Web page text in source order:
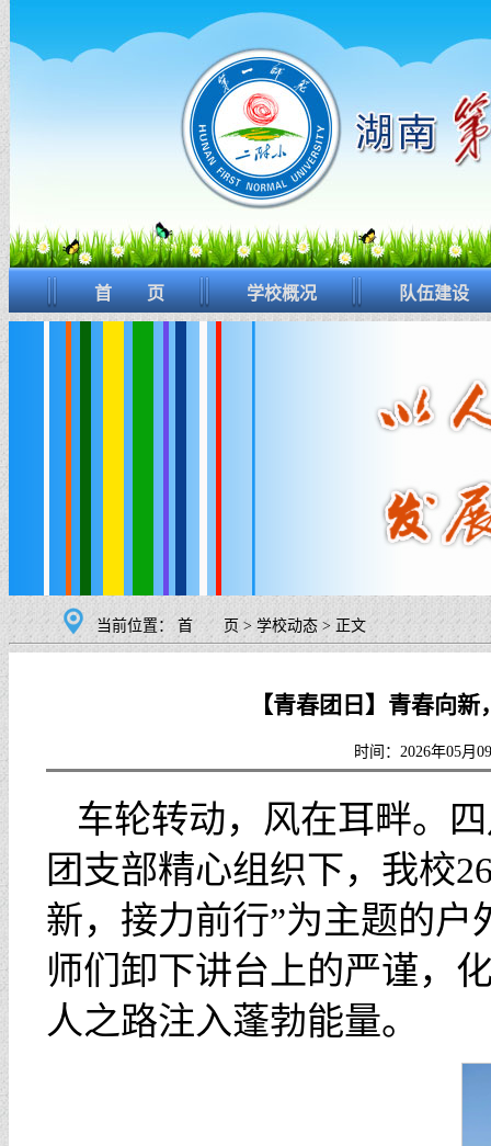
首 页 学校概况 队伍建设
当前位置： 首 页>学校动态 > 正文
【青春团日】青春向
时间：2026年05
车轮转动，风在耳畔。
团支部精心组织下，我校
新，接力前行”为主题的
师们卸下讲台上的严谨，
人之路注入蓬勃能量。